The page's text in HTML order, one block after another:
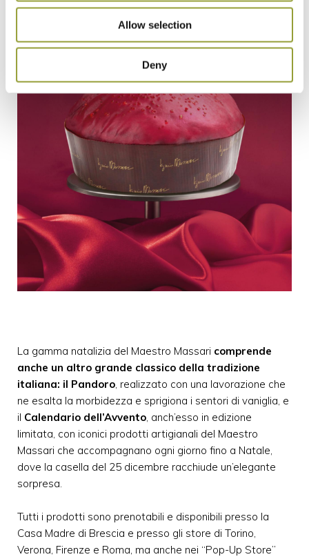
Allow selection
Deny
La gamma natalizia del Maestro Massari comprende
anche un altro grande classico della tradizione
italiana: il Pandoro, realizzato con una lavorazione che
ne esalta la morbidezza e sprigiona i sentori di vaniglia, e
il Calendario dell’Avvento, anch’esso in edizione
limitata, con iconici prodotti artigianali del Maestro
Massari che accompagnano ogni giorno fino a Natale,
dove la casella del 25 dicembre racchiude un’elegante
sorpresa.
Tutti i prodotti sono prenotabili e disponibili presso la
Casa Madre di Brescia e presso gli store di Torino,
Verona, Firenze e Roma, ma anche nei “Pop-Up Store”